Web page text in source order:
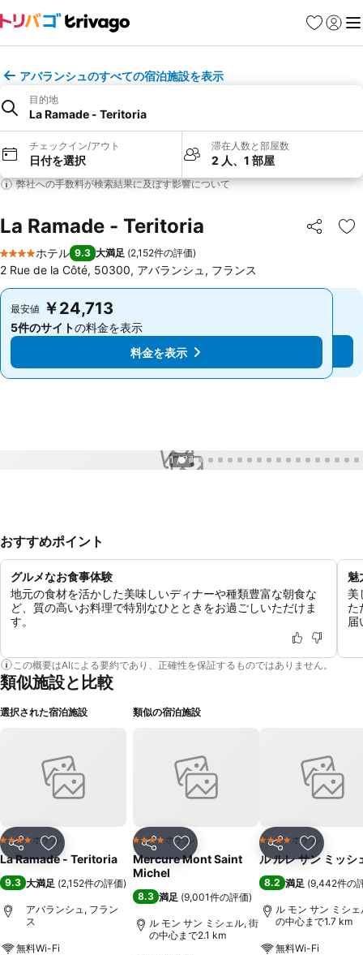
お気に入り
ログイ
メ
アバランシュのすべての宿泊施設を表示
目的地
La Ramade - Teritoria
チェックイン/アウト
日付を選択
滞在人数と部屋数
2 人、1 部屋
弊社への手数料が検索結果に及ぼす影響について
La Ramade - Teritoria シェア
お
4 ホテルのランク
ホテル 9.3 大満足 (2,152件の評価)
2 Rue de la Côté, 50300, アバランシュ, フランス
最安値 ￥24,713
5件のサイトの料金を表示
料金を表示
最安値 ￥24,713
5件のサイトの料金を表示
料金を表示
1 / 77
おすすめポイント
グルメなお食事体験
地元の食材を活かした美味しいディナーや種類豊富な朝食な
ど、質の高いお料理で特別なひとときをお過ごしいただけま
す。
魅
美
た
届
この概要はAIによる要約であり、正確性を保証するものではありません。
類似施設と比較
選択された宿泊施設
シェア お気に入りに追加
4 ホテルのランク
ホテル
La Ramade - Teritoria
9.3 大満足 (2,152件の評価)
アバランシュ, フラン
ス
無料Wi-Fi
類似の宿泊施設
シェア お気に入りに追加
4 ホテルのランク
ホテル
Mercure Mont Saint
Michel
8.3 満足 (9,001件の評価)
ル モン サン ミシェル, 街
の中心まで2.1 km
シェア お気に入
4 ホテルのランク
ホテル
ル ルレ サン ミッシ
8.2 満足 (9,442件の
ル モン サン ミシェ
の中心まで1.7 km
無料Wi-Fi